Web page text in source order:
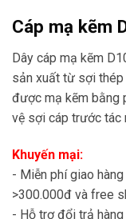
Cáp mạ kẽm
Dây cáp mạ kẽm
sản xuất từ sợi thép
được mạ kẽm bằng
vệ sợi cáp trước tác
Khuyến mại:
- Miễn phí giao
>300.000đ và free
- Hỗ trợ đổi trả